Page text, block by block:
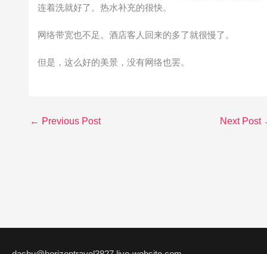
连着洗就好了。热水补充的很快。
网络带宽也不足。酒店客人回来的多了就很慢了。
但是，这么好的美景，没有网络也罢。
← Previous Post Next Post